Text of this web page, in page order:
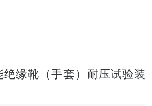
绝缘靴（手套）耐压试验装